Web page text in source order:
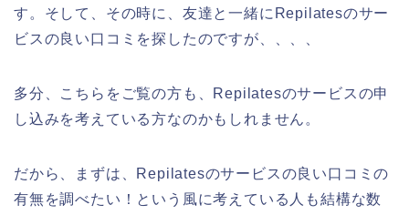
す。そして、その時に、友達と一緒にRepilatesのサー
ビスの良い口コミを探したのですが、、、、
多分、こちらをご覧の方も、Repilatesのサービスの申
し込みを考えている方なのかもしれません。
だから、まずは、Repilatesのサービスの良い口コミの
有無を調べたい！という風に考えている人も結構な数